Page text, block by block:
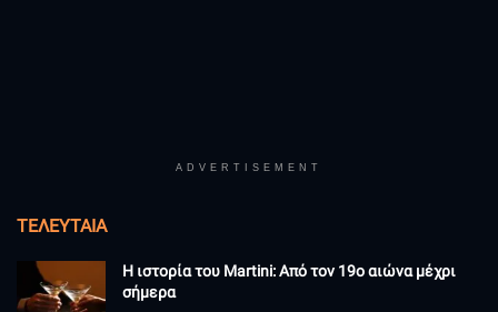
ADVERTISEMENT
ΤΕΛΕΥΤΑΊΑ
Η ιστορία του Martini: Από τον 19ο αιώνα μέχρι
σήμερα